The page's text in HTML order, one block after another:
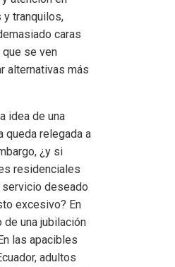
y tranquilos,
caras
que se ven
alternativas más
idea de una
queda relegada a
¿y si
residenciales
deseado
excesivo? En
de una jubilación
las apacibles
adultos